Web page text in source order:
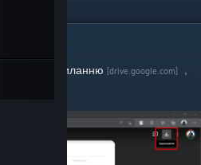
цьому посиланню [drive.google.com]
,